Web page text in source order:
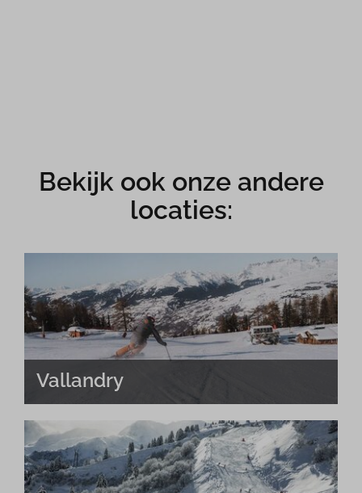
Bekijk ook onze andere
locaties:
Vallandry